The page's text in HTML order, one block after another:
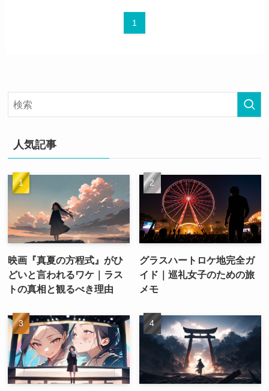
1
人気記事
映画『真夏の方程式』がひ
どいと言われるワケ｜ラス
トの真相と観るべき理由
グラスハートロケ地完全ガ
イド｜巡礼女子のための旅
メモ